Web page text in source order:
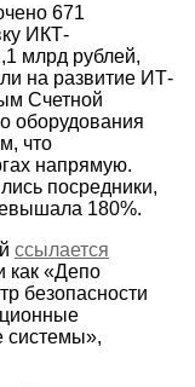
671
ИКТ-
млрд рублей,
на развитие ИТ-
Счетной
оборудования
что
напрямую.
посредники,
180%.
ссылается
как «Депо
безопасности
системы»,